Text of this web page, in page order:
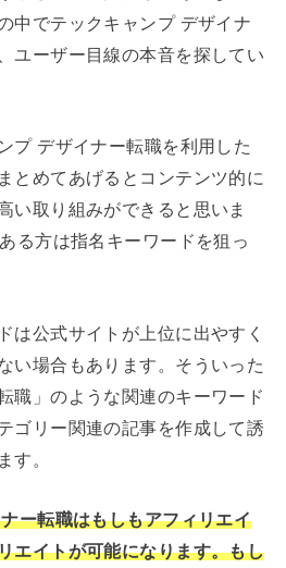
中でテックキャンプ デザイナ
ユーザー目線の本音を探してい
プ デザイナー転職を利用した
とめてあげるとコンテンツ的に
い取り組みができると思いま
る方は指名キーワードを狙っ
は公式サイトが上位に出やすく
い場合もあります。そういった
職」のような関連のキーワード
ゴリー関連の記事を作成して誘
す。
ー転職はもしもアフィリエイ
エイトが可能になります。もし